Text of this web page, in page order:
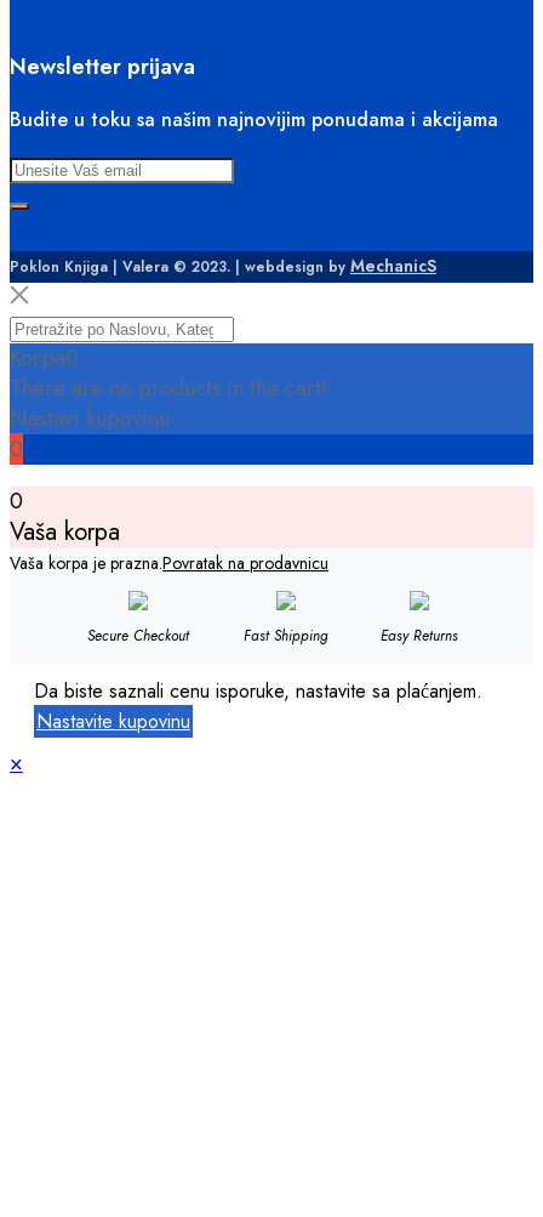
Newsletter prijava
Budite u toku sa našim najnovijim ponudama i akcijama
Poklon Knjiga | Valera © 2023. | webdesign by MechanicS
Korpa0
There are no products in the cart!
Nastavi kupovinu
0
0
Vaša korpa
Vaša korpa je prazna.Povratak na prodavnicu
Secure Checkout Fast Shipping Easy Returns
Da biste saznali cenu isporuke, nastavite sa plaćanjem.
Nastavite kupovinu
×